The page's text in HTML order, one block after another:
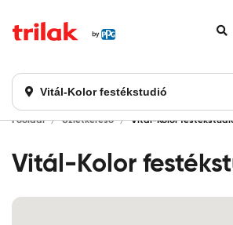
Vitál-Kolor festékstudió
Fontos tájékoztatás!
Főoldal Üzletkereső Vitál-Kolor
Vitál-Kolor